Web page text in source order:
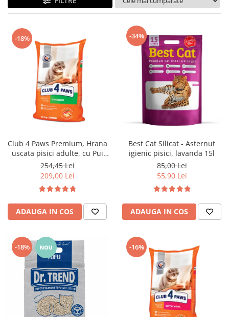
-18%
Club 4 Paws Premium, Hrana
uscata pisici adulte, cu Pui
14kg
254,45 Lei
209,00 Lei
ADAUGA IN COS
-34%
Best Cat Silicat - Asternut
igienic pisici, lavanda 15l
85,00 Lei
55,90 Lei
ADAUGA IN COS
-18% -16%